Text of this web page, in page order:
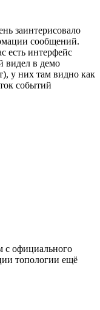
заинтерисовало
сообщений.
есть интерфейс
видел в демо
у них там видно как
событий
с официального
топологии ещё